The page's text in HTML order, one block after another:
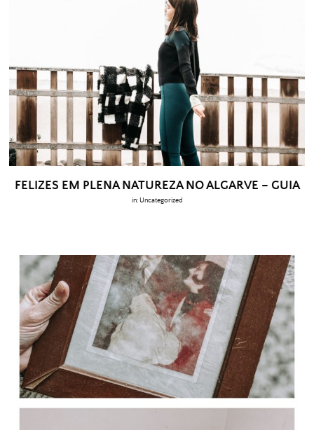
FELIZES EM PLENA NATUREZA NO ALGARVE – GUIA
in: Uncategorized